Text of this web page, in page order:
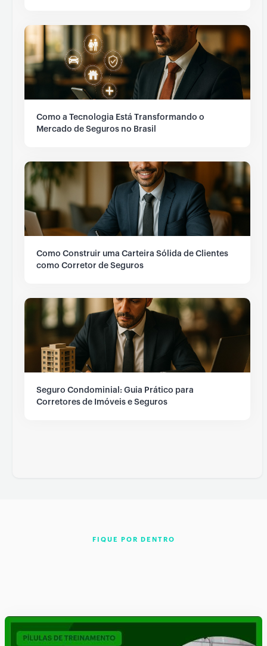
Como a Tecnologia Está Transformando o
Mercado de Seguros no Brasil
Como Construir uma Carteira Sólida de Clientes
como Corretor de Seguros
Seguro Condominial: Guia Prático para
Corretores de Imóveis e Seguros
FIQUE POR DENTRO